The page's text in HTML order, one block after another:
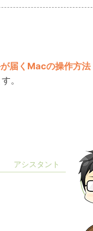
届くMacの操作方法
。